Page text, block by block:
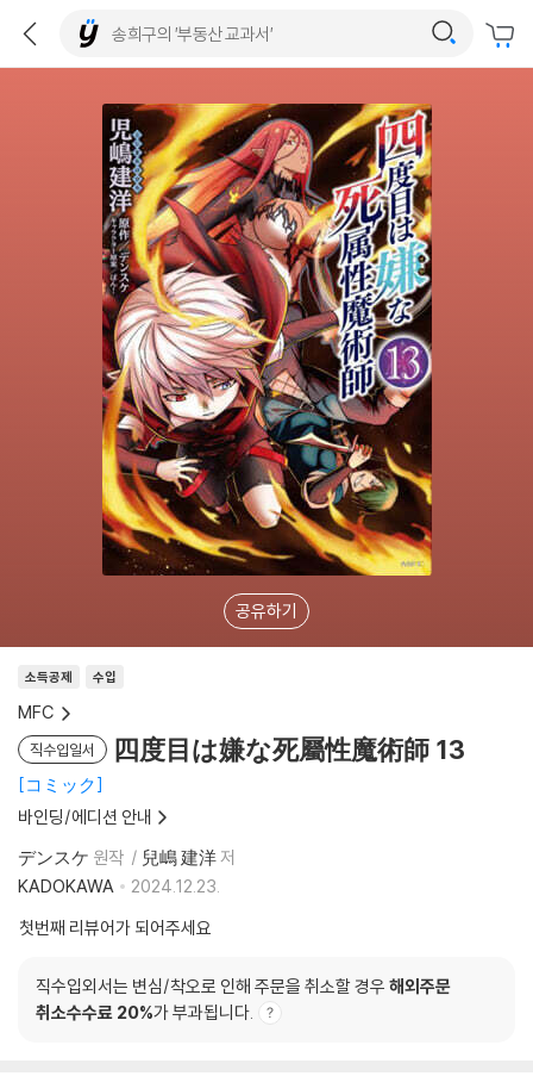
공유하기
소득공제 수입
MFC
직수입일서 四度目は嫌な死屬性魔術師 13
コミック
바인딩/에디션 안내
デンスケ 원작 兒嶋 建洋저
KADOKAWA
2024.12.23.
첫번째 리뷰어가 되어주세요
직수입외서는 변심/착오로 인해 주문을 취소할 경우 해외주문
취소수수료 20%가 부과됩니다.